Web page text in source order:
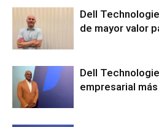
Dell
de mayor valor
Dell
empresarial